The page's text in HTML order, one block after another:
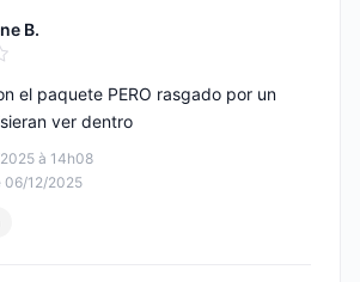
B.
à 14h08
06/12/2025
el paquete PERO rasgado por un
ver dentro